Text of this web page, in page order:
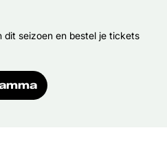
dit seizoen en bestel je tickets